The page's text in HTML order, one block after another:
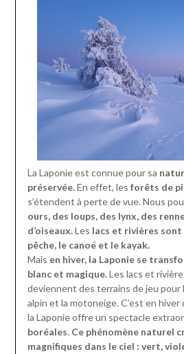
La Laponie est connue pour sa
préservée.En effet, les forêts de
s’étendent à perte de vue. Nous
ours, des loups, des lynx, des
d’oiseaux.Les lacs et rivières
pêche, le canoë et le kayak.
Mais en hiver, la Laponie se
blanc et magique. Les lacs et
deviennent des terrains de jeu pour
alpin et la motoneige. C’est en
la Laponie offre un spectacle
boréales.Ce phénomène naturel
magnifiques dans le ciel : vert,